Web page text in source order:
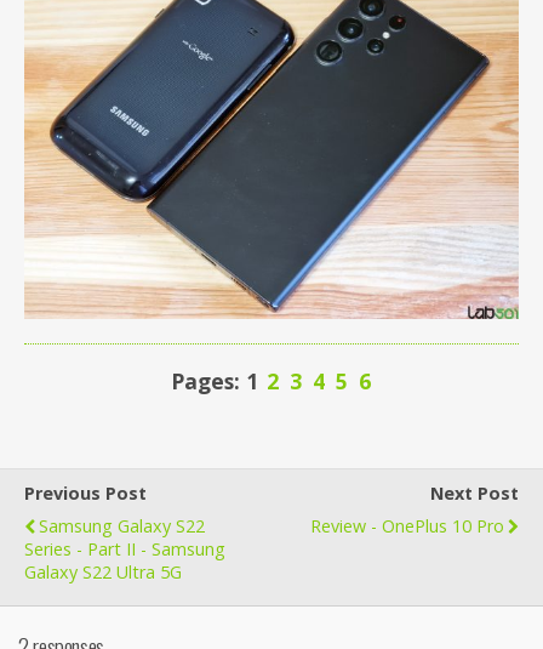
Pages: 1 2 3 4 5 6
Previous Post
Samsung Galaxy S22
Series - Part II - Samsung
Galaxy S22 Ultra 5G
Next Post
Review - OnePlus 10 Pro